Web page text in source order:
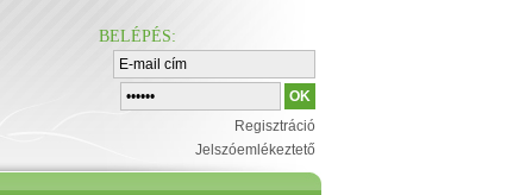
BELÉPÉS:
Regisztráció
Jelszóemlékeztető